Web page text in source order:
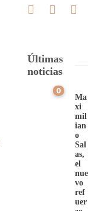
Últimas
noticias
0
Ma
xi
mil
ian
o
Sal
as,
el
nue
vo
ref
uer